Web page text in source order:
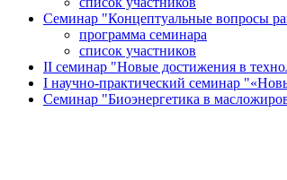
Семинар "Концептуальные вопросы
программа семинара
список участников
II семинар "Новые достижения в
I научно-практический семинар
Семинар "Биоэнергетика в